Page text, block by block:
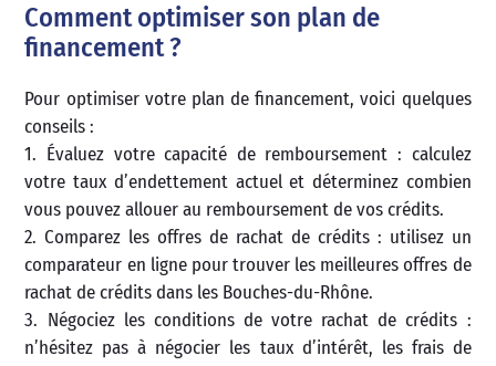
Comment optimiser son plan de
financement ?
Pour optimiser votre plan de financement, voici quelques
conseils :
1. Évaluez votre capacité de remboursement : calculez
votre taux d’endettement actuel et déterminez combien
vous pouvez allouer au remboursement de vos crédits.
2. Comparez les offres de rachat de crédits : utilisez un
comparateur en ligne pour trouver les meilleures offres de
rachat de crédits dans les Bouches-du-Rhône.
3. Négociez les conditions de votre rachat de crédits :
n’hésitez pas à négocier les taux d’intérêt, les frais de